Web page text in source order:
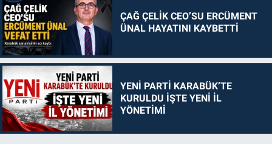
ÇAĞ ÇELİK CEO’SU ERCÜMENT
ÜNAL HAYATINI KAYBETTİ
YENİ PARTİ KARABÜK’TE
KURULDU İŞTE YENİ İL
YÖNETİMİ